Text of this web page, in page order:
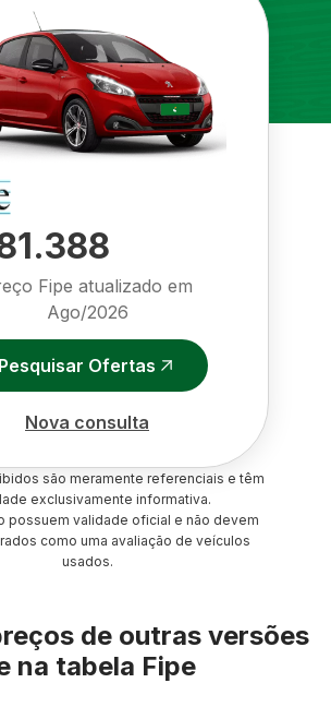
Fipe atualizado em
Ago/2026
Pesquisar Ofertas
Nova consulta
são meramente referenciais e têm
exclusivamente informativa.
possuem validade oficial e não devem
como uma avaliação de veículos
usados.
de outras versões
na tabela Fipe